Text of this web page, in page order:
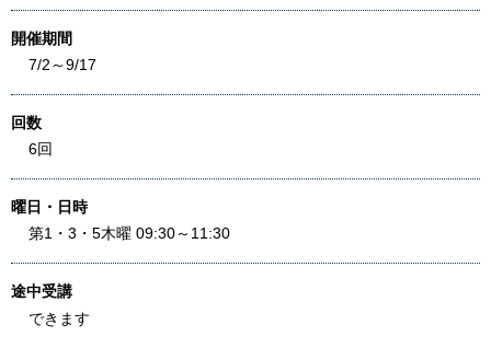
開催期間
7/2～9/17
回数
6回
曜日・日時
第1・3・5木曜 09:30～11:30
途中受講
できます